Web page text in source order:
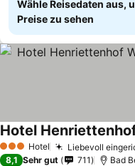
Wähle Reisedaten aus,
Preise zu sehen
3 SterneHotel Liebevoll
Preise sehen
8,1 Sehr gut 711 Bad